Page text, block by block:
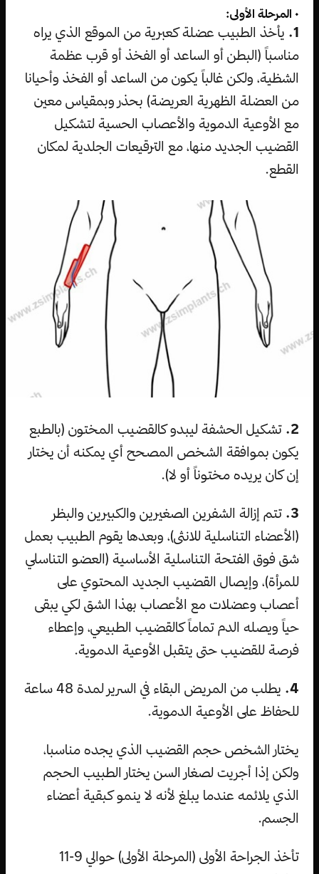
• المرحلة الأولى:
1. يأخذ الطبيب عضلة كعبرية من الموقع الذي يراه
مناسباً (البطن أو الساعد أو الفخذ أو قرب عظمة
الشظية، ولكن غالباً يكون من الساعد أو الفخذ وأحيانا
من العضلة الظهرية العريضة) بحذر وبمقياس معين
مع الأوعية الدموية والأعصاب الحسية لتشكيل
القضيب الجديد منها، مع الترقيعات الجلدية لمكان
القطع.
2. تشكيل الحشفة ليبدو كالقضيب المختون (بالطبع
يكون بموافقة الشخص المصحح أي يمكنه أن يختار
إن كان يريده مختوناً أو لا).
3. تتم إزالة الشفرين الصغيرين والكبيرين والبظر
(الأعضاء التناسلية للانثى)، وبعدها يقوم الطبيب بعمل
شق فوق الفتحة التناسلية الأساسية (العضو التناسلي
للمرأة)، وإيصال القضيب الجديد المحتوي على
أعصاب وعضلات مع الأعصاب بهذا الشق لكي يبقى
حياً ويصله الدم تماماً كالقضيب الطبيعي، وإعطاء
فرصة للقضيب حتى يتقبل الأوعية الدموية.
4.
يطلب من المريض البقاء في السرير لمدة 48 ساعة
للحفاظ على الأوعية الدموية.
يختار الشخص حجم القضيب الذي يجده مناسبا،
ولكن إذا أجريت لصغار السن يختار الطبيب الحجم
الذي يلائمه عندما يبلغ لأنه لا ينمو كبقية أعضاء
الجسم.
تأخذ الجراحة الأولى (المرحلة الأولى) حوالي 9-11